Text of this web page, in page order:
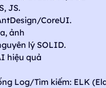
JS.
CoreUI.
ảnh
lý SOLID.
hiệu quả
Log/Tìm kiếm: ELK